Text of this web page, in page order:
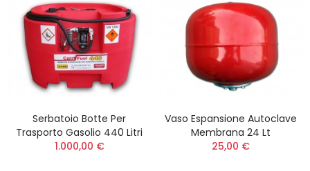
Serbatoio Botte Per
Trasporto Gasolio 440 Litri
1.000,00 €
Vaso Espansione Autoclave
Membrana 24 Lt
25,00 €